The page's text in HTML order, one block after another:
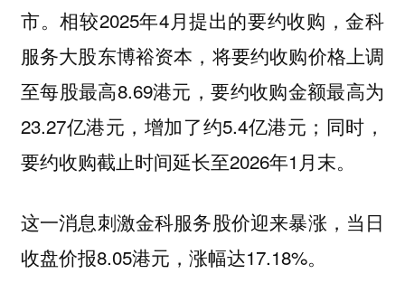
市。相较2025年4月提出的要约收购，金科
服务大股东博裕资本，将要约收购价格上调
至每股最高8.69港元，要约收购金额最高为
23.27亿港元，增加了约5.4亿港元；同时，
要约收购截止时间延长至2026年1月末。
这一消息刺激金科服务股价迎来暴涨，当日
收盘价报8.05港元，涨幅达17.18%。